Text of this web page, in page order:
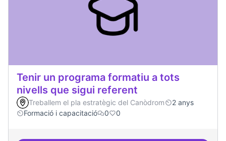
Tenir un programa formatiu a tots
nivells que sigui referent
Treballem el pla estratègic del Canòdrom
2 anys
Formació i capacitació
0 0